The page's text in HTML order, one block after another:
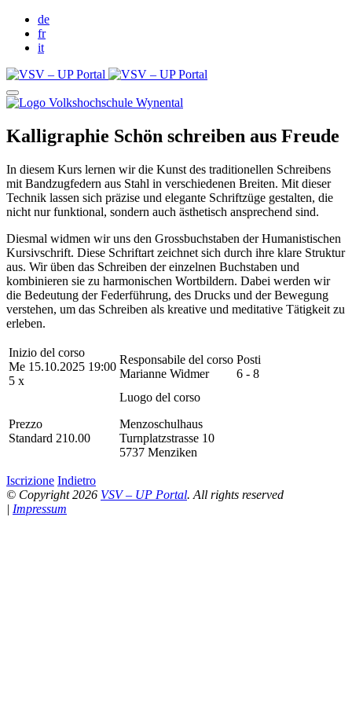
de
fr
it
Kalligraphie Schön schreiben aus Freude
In diesem Kurs lernen wir die Kunst des traditionellen Schreibens
mit Bandzugfedern aus Stahl in verschiedenen Breiten. Mit dieser
Technik lassen sich präzise und elegante Schriftzüge gestalten, die
nicht nur funktional, sondern auch ästhetisch ansprechend sind.
Diesmal widmen wir uns den Grossbuchstaben der Humanistischen
Kursivschrift. Diese Schriftart zeichnet sich durch ihre klare Struktur
aus. Wir üben das Schreiben der einzelnen Buchstaben und
kombinieren sie zu harmonischen Wortbildern. Dabei werden wir
die Bedeutung der Federführung, des Drucks und der Bewegung
verstehen, um das Schreiben als kreative und meditative Tätigkeit zu
erleben.
Inizio del corso
Me 15.10.2025 19:00
5 x
Responsabile del corso
Marianne Widmer
Posti
6 - 8
Prezzo
Standard 210.00
Luogo del corso
Menzoschulhaus
Turnplatzstrasse 10
5737 Menziken
Iscrizione Indietro
© Copyright 2026 VSV – UP Portal. All rights reserved
| Impressum